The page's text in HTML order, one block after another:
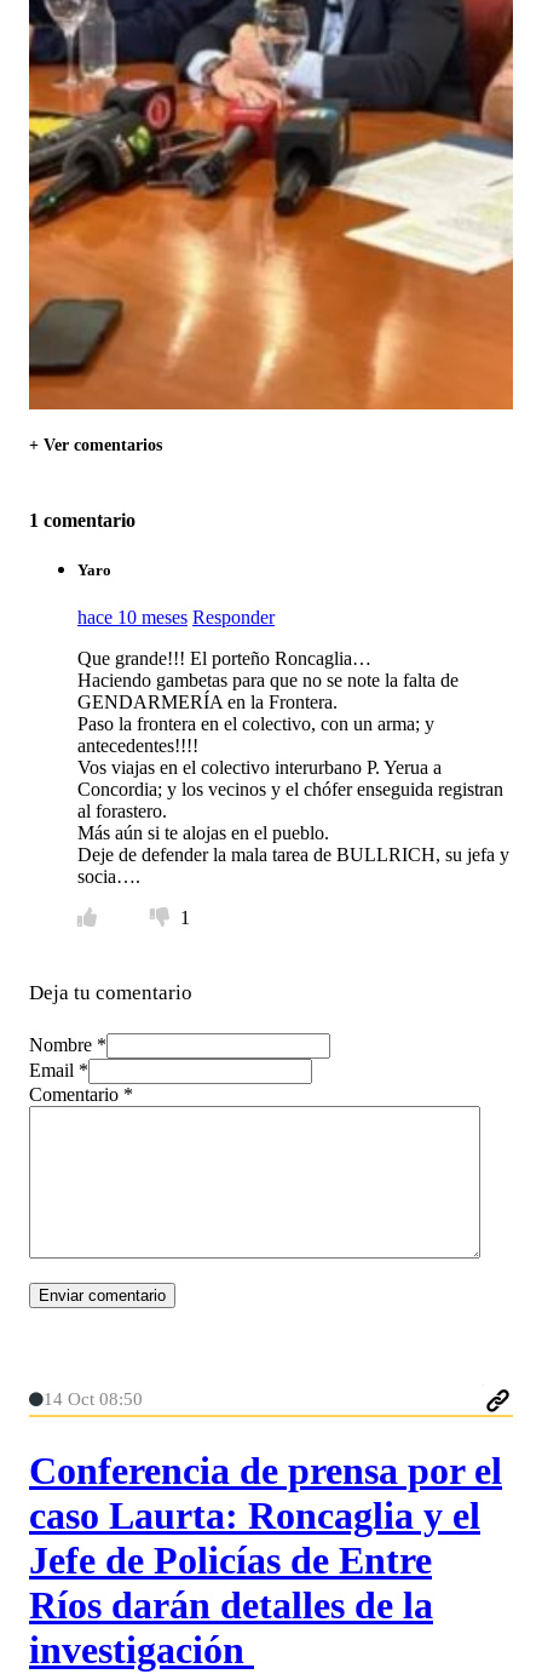
+ Ver comentarios
1 comentario
Yaro
hace 10 meses Responder
Que grande!!! El porteño Roncaglia…
Haciendo gambetas para que no se note la falta de
GENDARMERÍA en la Frontera.
Paso la frontera en el colectivo, con un arma; y
antecedentes!!!!
Vos viajas en el colectivo interurbano P. Yerua a
Concordia; y los vecinos y el chófer enseguida registran
al forastero.
Más aún si te alojas en el pueblo.
Deje de defender la mala tarea de BULLRICH, su jefa y
socia….
1
Deja tu comentario
Nombre *
Email *
Comentario *
14 Oct 08:50
Conferencia de prensa por el
caso Laurta: Roncaglia y el
Jefe de Policías de Entre
Ríos darán detalles de la
investigación